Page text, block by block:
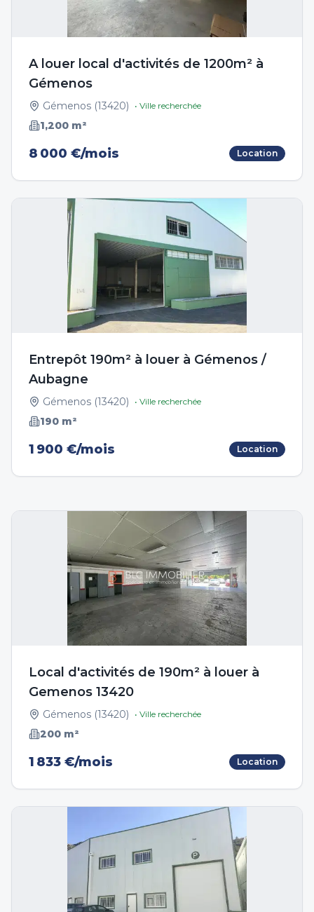
A louer local d'activités de 1200m² à
Gémenos
Gémenos (13420) • Ville recherchée
1,200 m²
8 000 €/mois Location
Entrepôt 190m² à louer à Gémenos /
Aubagne
Gémenos (13420) • Ville recherchée
190 m²
1 900 €/mois Location
Local d'activités de 190m² à louer à
Gemenos 13420
Gémenos (13420) • Ville recherchée
200 m²
1 833 €/mois Location